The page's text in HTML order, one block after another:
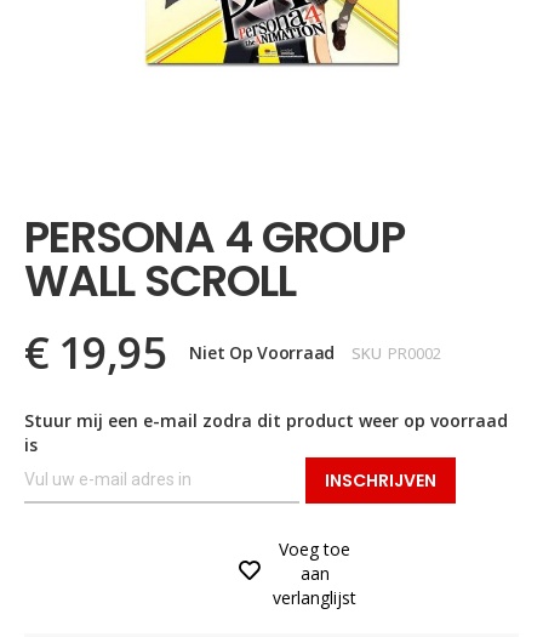
begin
van
de
afbeeldingen-
PERSONA 4 GROUP
WALL SCROLL
€ 19,95 Niet Op Voorraad SKU PR0002
Stuur mij een e-mail zodra dit product weer op voorraad
is
INSCHRIJVEN
Voeg toe
aan
verlanglijst